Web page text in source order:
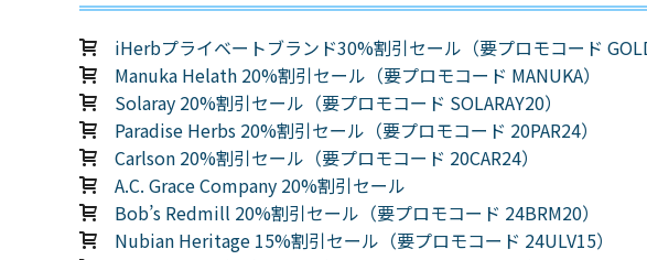
iHerbプライベートブランド30%割引セール（要プロモコード
Manuka Helath 20%割引セール（要プロモコード MANUKA）
Solaray 20%割引セール（要プロモコード SOLARAY20）
Paradise Herbs 20%割引セール（要プロモコード 20PAR24）
Carlson 20%割引セール（要プロモコード 20CAR24）
A.C. Grace Company 20%割引セール
Bob’s Redmill 20%割引セール（要プロモコード 24BRM20）
Nubian Heritage 15%割引セール（要プロモコード 24ULV15）